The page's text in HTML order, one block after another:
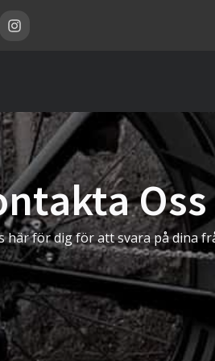
Oss
här för dig för att svara på dina